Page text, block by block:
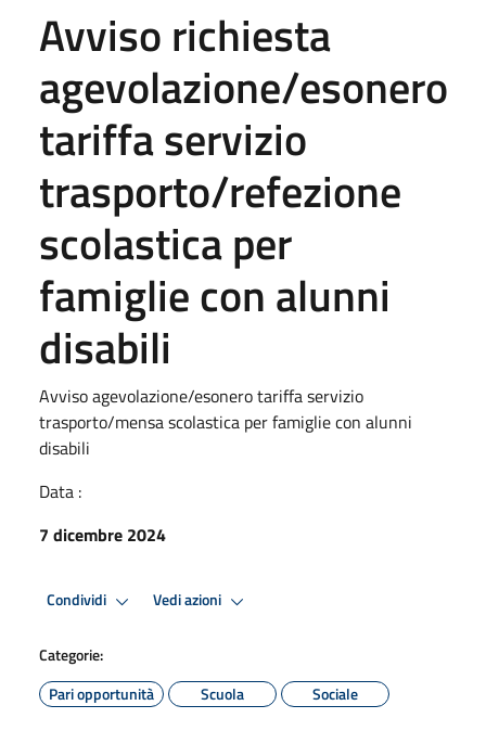
Avviso richiesta
agevolazione/esonero
tariffa servizio
trasporto/refezione
scolastica per
famiglie con alunni
disabili
Avviso agevolazione/esonero tariffa servizio
trasporto/mensa scolastica per famiglie con alunni
disabili
Data :
7 dicembre 2024
Condividi Vedi azioni
Categorie:
Pari opportunità
Scuola Sociale